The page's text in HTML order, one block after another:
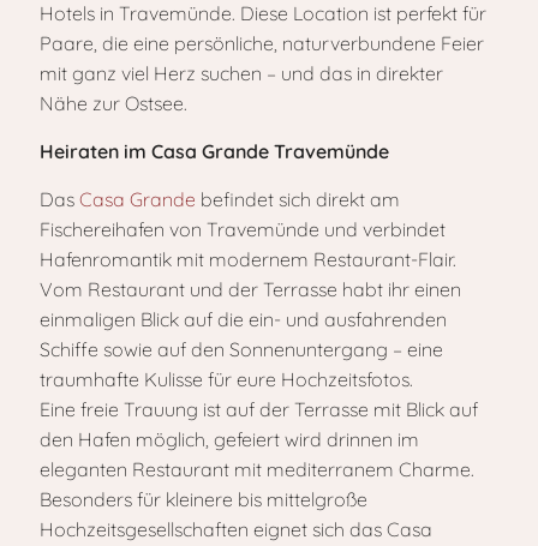
Hotels in Travemünde. Diese Location ist perfekt für
Paare, die eine persönliche, naturverbundene Feier
mit ganz viel Herz suchen – und das in direkter
Nähe zur Ostsee.
Heiraten im Casa Grande Travemünde
Das Casa Grande befindet sich direkt am
Fischereihafen von Travemünde und verbindet
Hafenromantik mit modernem Restaurant-Flair.
Vom Restaurant und der Terrasse habt ihr einen
einmaligen Blick auf die ein- und ausfahrenden
Schiffe sowie auf den Sonnenuntergang – eine
traumhafte Kulisse für eure Hochzeitsfotos.
Eine freie Trauung ist auf der Terrasse mit Blick auf
den Hafen möglich, gefeiert wird drinnen im
eleganten Restaurant mit mediterranem Charme.
Besonders für kleinere bis mittelgroße
Hochzeitsgesellschaften eignet sich das Casa